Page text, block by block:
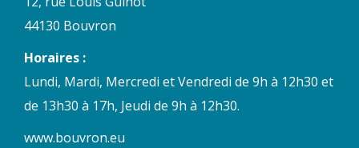
44130 Bouvron
Horaires :
Lundi, Mardi, Mercredi et Vendredi de 9h à 12h30 et
de 13h30 à 17h, Jeudi de 9h à 12h30.
www.bouvron.eu